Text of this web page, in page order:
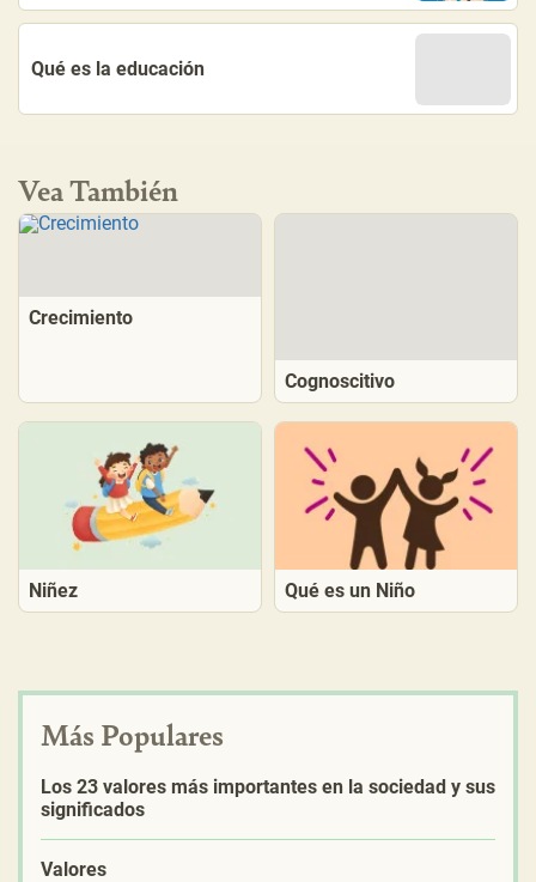
Qué es la educación
Vea También
Crecimiento
Cognoscitivo
Niñez Qué es un Niño
Más Populares
Los 23 valores más importantes en la sociedad y sus
significados
Valores